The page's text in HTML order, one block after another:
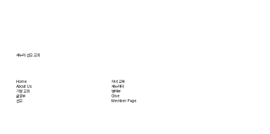
Home
About Us
​가정 교회
​삶공부
​선교
자녀 교육
새누리터
영어부
Give
Member Page
새누리 선교 교회